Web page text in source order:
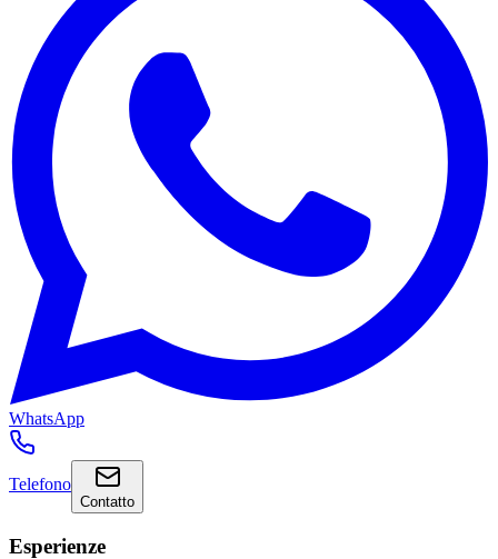
WhatsApp
Telefono
Contatto
Esperienze